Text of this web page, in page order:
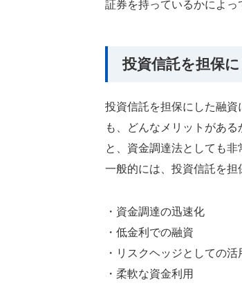
証券を持っているかによっ
投資信託を担保
投資信託を担保にした融
も、どんなメリットがあ
と、資金調達法としても非
一般的には、投資信託を担
・資金調達の迅速化
・低金利での融資
・リスクヘッジとしての活
・柔軟な資金利用